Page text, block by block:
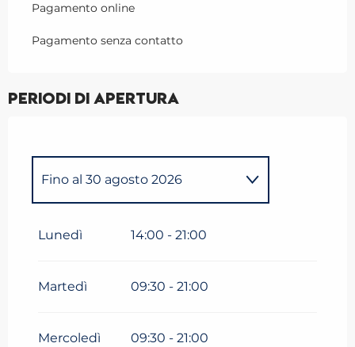
Pagamento online
Pagamento senza contatto
Periodi di apertura
giugno 2026
Fino al 30 agosto 2026
settembre 2026
Lunedì 14:00 - 21:00
Martedì 09:30 - 21:00
Mercoledì 09:30 - 21:00